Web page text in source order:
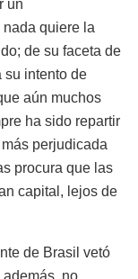
un
quiere la
de su faceta de
su intento de
aún muchos
ha sido repartir
perjudicada
procura que las
capital, lejos de
de Brasil vetó
no